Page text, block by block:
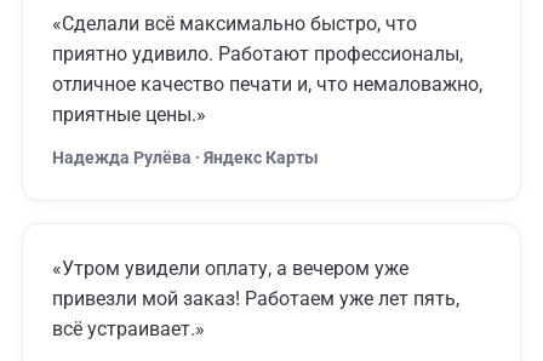
«Сделали всё максимально быстро, что
приятно удивило. Работают профессионалы,
отличное качество печати и, что немаловажно,
приятные цены.»
Надежда Рулёва · Яндекс Карты
«Утром увидели оплату, а вечером уже
привезли мой заказ! Работаем уже лет пять,
всё устраивает.»